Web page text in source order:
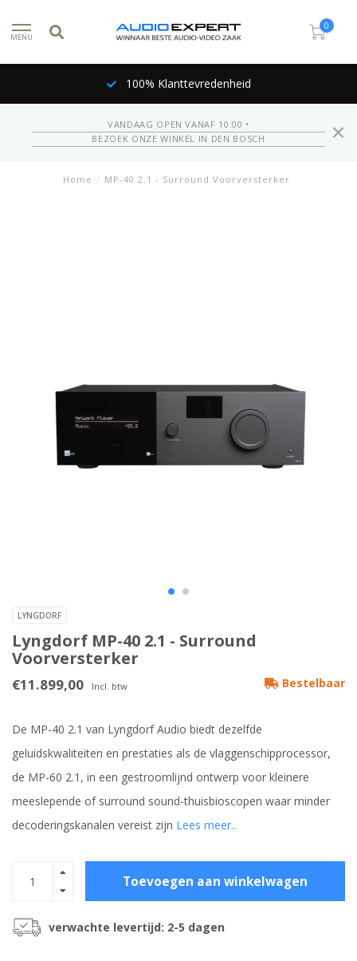
MENU
0
100% Klanttevredenheid
VANDAAG OPEN VANAF 10:00 •
BEZOEK ONZE WINKEL IN DEN BOSCH
Home / MP-40 2.1 - Surround Voorversterker
LYNGDORF
Lyngdorf MP-40 2.1 - Surround
Voorversterker
€11.899,00 Incl. btw Bestelbaar
De MP-40 2.1 van Lyngdorf Audio biedt dezelfde
geluidskwaliteiten en prestaties als de vlaggenschipprocessor,
de MP-60 2.1, in een gestroomlijnd ontwerp voor kleinere
meeslepende of surround sound-thuisbioscopen waar minder
decoderingskanalen vereist zijn Lees meer..
Toevoegen aan winkelwagen
verwachte levertijd: 2-5 dagen